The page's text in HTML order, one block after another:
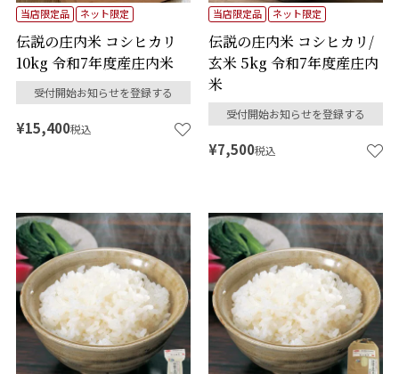
伝説の庄内米 コシヒカリ
10kg 令和7年度産庄内米
当店限定品 ネット限定
受付開始お知らせを登録する
¥15,400税込
伝説の庄内米 コシヒカリ/
玄米 5kg 令和7年度産庄内
米
当店限定品 ネット限定
受付開始お知らせを登録する
¥7,500税込